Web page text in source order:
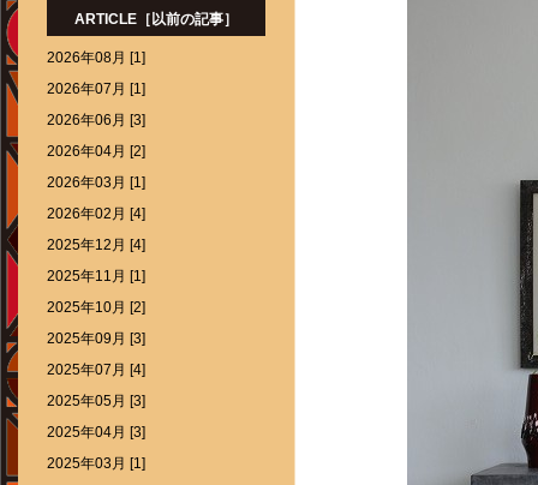
ARTICLE［以前の記事］
2026年08月 [1]
2026年07月 [1]
2026年06月 [3]
2026年04月 [2]
2026年03月 [1]
2026年02月 [4]
2025年12月 [4]
2025年11月 [1]
2025年10月 [2]
2025年09月 [3]
2025年07月 [4]
2025年05月 [3]
2025年04月 [3]
2025年03月 [1]